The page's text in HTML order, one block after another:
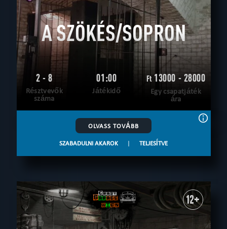
A SZÖKÉS/SOPRON
2 - 8
Résztvevők
száma
01:00
Játékidő
Ft13000 - 28000
Egy csapatjáték
ára
OLVASS TOVÁBB
SZABADULNI AKAROK | TELJESÍTVE
12+